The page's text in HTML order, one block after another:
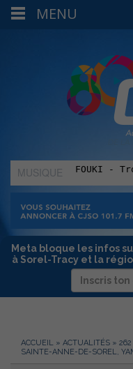
MUSIQUE
:
Meta bloque les infos
à Sorel-Tracy et la
ACCUEIL » ACTUALITÉS » 262
SAINTE-ANNE-DE-SOREL,
MENU